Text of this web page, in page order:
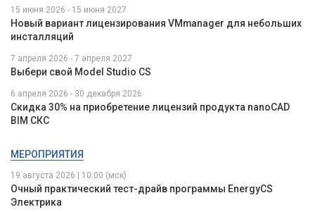
15 июня 2026 - 15 июня 2027
Новый вариант лицензирования VMmanager для небольших
инсталляций
7 апреля 2026 - 7 апреля 2027
Выбери свой Model Studio CS
6 апреля 2026 - 30 декабря 2026
Скидка 30% на приобретение лицензий продукта nanoCAD
BIM СКС
МЕРОПРИЯТИЯ
19 августа 2026 | 10:00 (мск)
Очный практический тест-драйв программы EnergyCS
Электрика